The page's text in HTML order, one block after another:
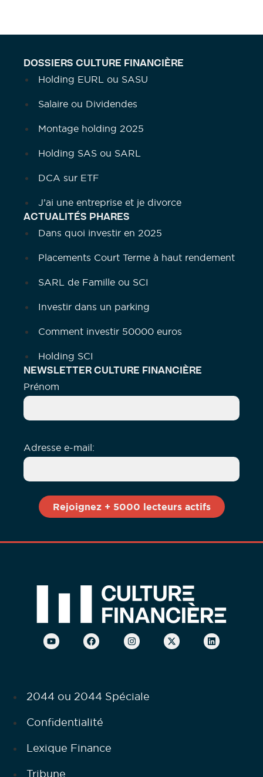
DOSSIERS CULTURE FINANCIÈRE
Holding EURL ou SASU
Salaire ou Dividendes
Montage holding 2025
Holding SAS ou SARL
DCA sur ETF
J’ai une entreprise et je divorce
ACTUALITÉS PHARES
Dans quoi investir en 2025
Placements Court Terme à haut rendement
SARL de Famille ou SCI
Investir dans un parking
Comment investir 50000 euros
Holding SCI
NEWSLETTER CULTURE FINANCIÈRE
Prénom
Adresse e-mail:
2044 ou 2044 Spéciale
Confidentialité
Lexique Finance
Tribune